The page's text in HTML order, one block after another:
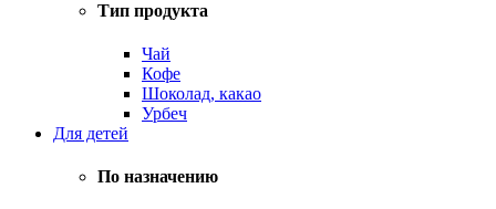
Тип продукта
Чай
Кофе
Шоколад, какао
Урбеч
Для детей
По назначению